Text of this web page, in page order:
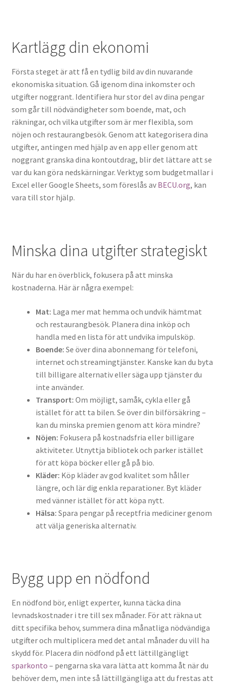
Kartlägg din ekonomi
Första steget är att få en tydlig bild av din nuvarande
ekonomiska situation. Gå igenom dina inkomster och
utgifter noggrant. Identifiera hur stor del av dina pengar
som går till nödvändigheter som boende, mat, och
räkningar, och vilka utgifter som är mer flexibla, som
nöjen och restaurangbesök. Genom att kategorisera dina
utgifter, antingen med hjälp av en app eller genom att
noggrant granska dina kontoutdrag, blir det lättare att se
var du kan göra nedskärningar. Verktyg som budgetmallar i
Excel eller Google Sheets, som föreslås av BECU.org, kan
vara till stor hjälp.
Minska dina utgifter strategiskt
När du har en överblick, fokusera på att minska
kostnaderna. Här är några exempel:
Mat: Laga mer mat hemma och undvik hämtmat
och restaurangbesök. Planera dina inköp och
handla med en lista för att undvika impulsköp.
Boende: Se över dina abonnemang för telefoni,
internet och streamingtjänster. Kanske kan du byta
till billigare alternativ eller säga upp tjänster du
inte använder.
Transport: Om möjligt, samåk, cykla eller gå
istället för att ta bilen. Se över din bilförsäkring –
kan du minska premien genom att köra mindre?
Nöjen: Fokusera på kostnadsfria eller billigare
aktiviteter. Utnyttja bibliotek och parker istället
för att köpa böcker eller gå på bio.
Kläder: Köp kläder av god kvalitet som håller
längre, och lär dig enkla reparationer. Byt kläder
med vänner istället för att köpa nytt.
Hälsa: Spara pengar på receptfria mediciner genom
att välja generiska alternativ.
Bygg upp en nödfond
En nödfond bör, enligt experter, kunna täcka dina
levnadskostnader i tre till sex månader. För att räkna ut
ditt specifika behov, summera dina månatliga nödvändiga
utgifter och multiplicera med det antal månader du vill ha
skydd för. Placera din nödfond på ett lättillgängligt
sparkonto – pengarna ska vara lätta att komma åt när du
behöver dem, men inte så lättillgängliga att du frestas att